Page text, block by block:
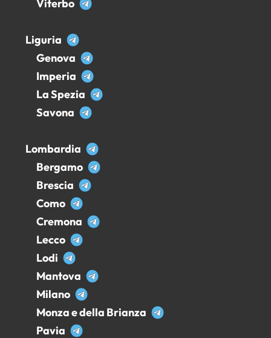
Viterbo
Liguria
Genova
Imperia
La Spezia
Savona
Lombardia
Bergamo
Brescia
Como
Cremona
Lecco
Lodi
Mantova
Milano
Monza e della Brianza
Pavia